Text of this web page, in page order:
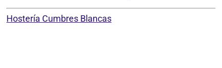
Hostería Cumbres Blancas